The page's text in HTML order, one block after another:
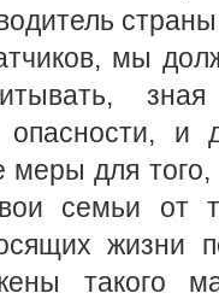
мы
опасности, и
меры для того,
семьи от
жизни
такого